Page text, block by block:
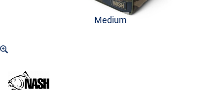
Medium